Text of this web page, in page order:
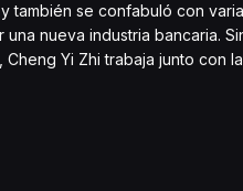
también se confabuló con
nueva industria bancaria.
Yi Zhi trabaja junto con